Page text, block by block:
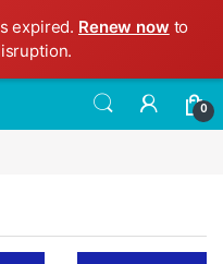
expired. Renew now to
0